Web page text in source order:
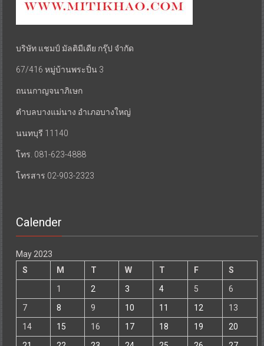
บริษัท แชมป์ มัลติมีเดีย กรุ๊ป จำกัด
67/416 หมู่บ้านพระปิ่น 3
ถนนกาญจนาภิเษก
ตำบลบางแม่นาง อำเภอบางใหญ่
นนทบุรี 11140
โทร. 081-623-4888
โทรสาร 02-903-2323
Calender
May 2023
S
M T W T F
S
1
2 3 4 5
6
7
8 9 10 11 12
13
14
15 16 17 18 19
20